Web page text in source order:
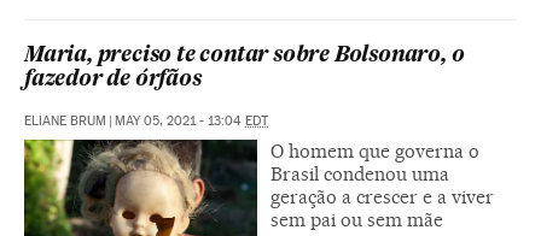
Maria, preciso te contar sobre Bolsonaro, o
fazedor de órfãos
ELIANE BRUM MAY 05, 2021 - 13:04 EDT
O homem que governa o
Brasil condenou uma
geração a crescer e a viver
sem pai ou sem mãe